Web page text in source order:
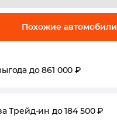
Похожие автомобили
до 861 000 ₽
Трейд-ин до 184 500 ₽